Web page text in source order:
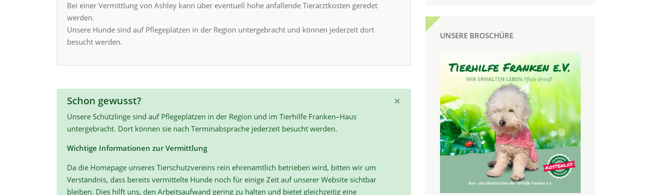
Bei einer Vermittlung von Ashley kann über eventuell hohe anfallende Tierarztkosten geredet
werden.
Unsere Hunde sind auf Pflegeplätzen in der Region untergebracht und können jederzeit dort
besucht werden.
×
Schon gewusst?
Unsere Schützlinge sind auf Pflegeplätzen in der Region und im Tierhilfe Franken–Haus
untergebracht. Dort können sie nach Terminabsprache jederzeit besucht werden.
Wichtige Informationen zur Vermittlung
Da die Homepage unseres Tierschutzvereins rein ehrenamtlich betrieben wird, bitten wir um
Verständnis, dass bereits vermittelte Hunde noch für einige Zeit auf unserer Website sichtbar
bleiben. Dies hilft uns, den Arbeitsaufwand gering zu halten und bietet gleichzeitig eine
UNSERE BROSCHÜRE